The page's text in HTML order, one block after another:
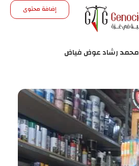
إضافة محتوى
محمد رشاد عوض فياض